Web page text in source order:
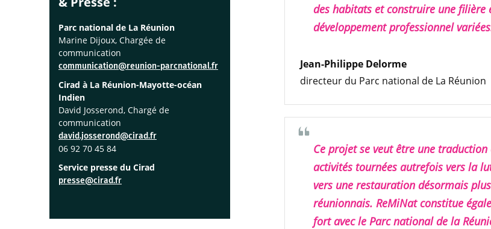
Parc national de La Réunion
Marine Dijoux, Chargée de
communication
communication@reunion-parcnational.fr
Cirad à La Réunion-Mayotte-océan
Indien
David Josserond, Chargé de
communication
david.josserond@cirad.fr
06 92 70 45 84
Service presse du Cirad
presse@cirad.fr
des habitats et construire une filière
développement professionnel
Jean-Philippe Delorme
directeur du Parc national de La Réunion
Ce projet se veut être une
activités tournées autrefois vers la
vers une restauration désormais
réunionnais. ReMiNat constitue
fort avec le Parc national de la